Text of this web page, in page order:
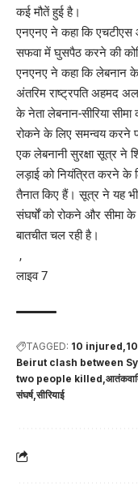
कई मौतें हुई है।
एनएनए ने कहा कि एचटीएस
सफवा में घुसपैठ करने की
एनएनए ने कहा कि लेबनान
अंतरिम राष्ट्रपति अहमद
के नेता लेबनान-सीरिया
रोकने के लिए समन्वय करने
एक लेबनानी सुरक्षा सूत्र ने
लड़ाई को नियंत्रित करने के
तैनात किए हैं। सूत्र ने यह भी
संघर्षों को रोकने और सीमा
बातचीत चल रही है।
,
लाइव 7
TAGGED: 10 injured
Beirut clash between
two people killed
संघर्ष सीरियाई